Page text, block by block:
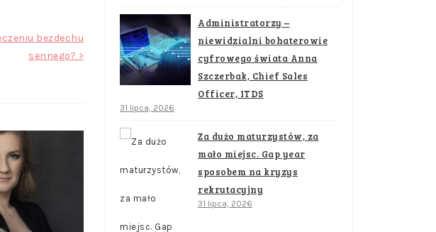
bezdechu
sennego? >
Administratorzy –
niewidzialni bohaterowie
cyfrowego świata Anna
Szczerbak, Chief Sales
Officer, ITDS
31 lipca, 2026
Za dużo maturzystów, za
mało miejsc. Gap year
sposobem na kryzys
rekrutacyjny
31 lipca, 2026